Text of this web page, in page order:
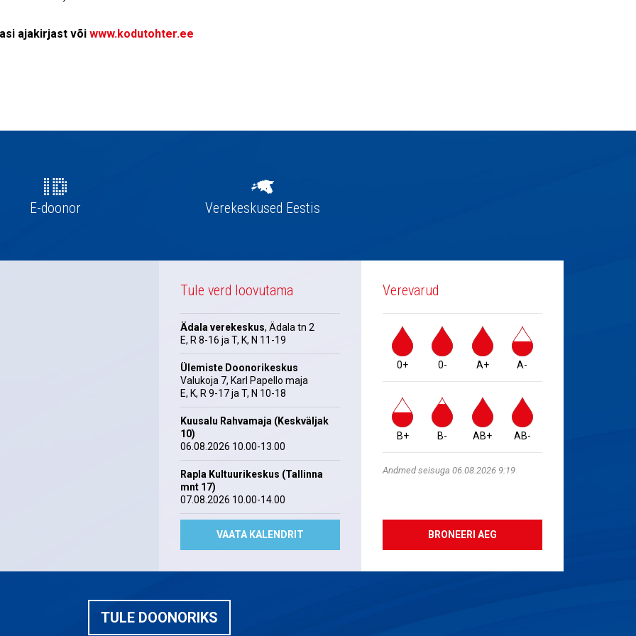
ajakirjast või www.kodutohter.ee
E-doonor Verekeskused Eestis
Tule verd loovutama
Ädala verekeskus, Ädala tn 2
E, R 8-16 ja T, K, N 11-19
Ülemiste Doonorikeskus
Valukoja 7, Karl Papello maja
E, K, R 9-17 ja T, N 10-18
Kuusalu Rahvamaja (Keskväljak
10)
06.08.2026 10.00-13.00
Rapla Kultuurikeskus (Tallinna
mnt 17)
07.08.2026 10.00-14.00
VAATA KALENDRIT
Verevarud
0+ 0- A+ A-
B+ B- AB+ AB-
Andmed seisuga 06.08.2026 9:19
BRONEERI AEG
TULE DOONORIKS